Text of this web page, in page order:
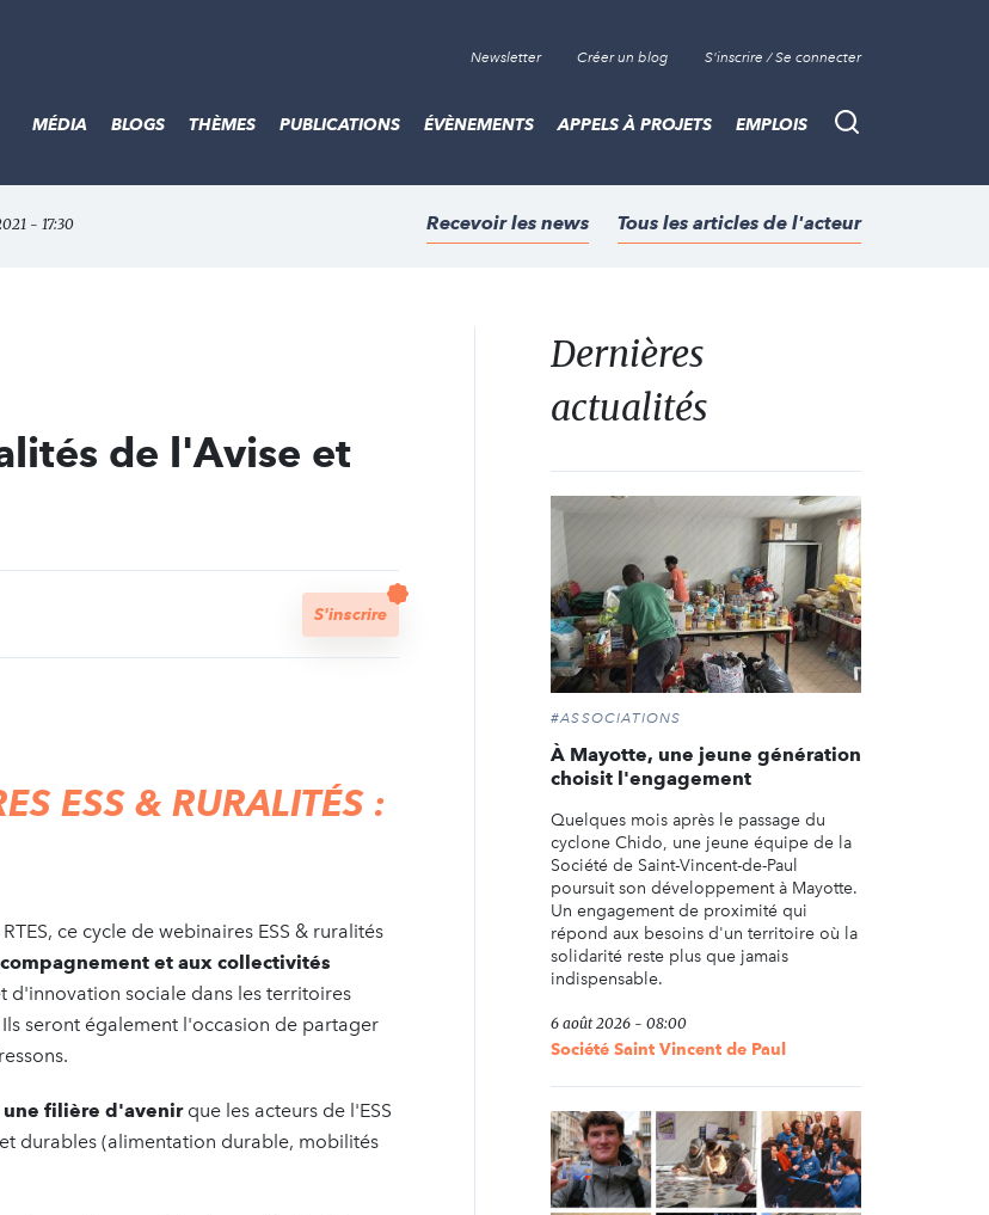
Newsletter Créer un blog S'inscrire / Se connecter
Recherche
MÉDIA BLOGS THÈMES PUBLICATIONS ÉVÈNEMENTS APPELS À PROJETS EMPLOIS
- 17:30 Recevoir les news Tous les articles de l'acteur
de l'Avise et
S'inscrire
ESS & RURALITÉS :
ce cycle de webinaires ESS & ruralités
et aux collectivités
d'innovation sociale dans les territoires
seront également l'occasion de partager
une filière d'avenir que les acteurs de l'ESS
durables (alimentation durable, mobilités
Dernières
actualités
#ASSOCIATIONS
À Mayotte, une jeune génération
choisit l'engagement
Quelques mois après le passage du
cyclone Chido, une jeune équipe de la
Société de Saint-Vincent-de-Paul
poursuit son développement à Mayotte.
Un engagement de proximité qui
répond aux besoins d'un territoire où la
solidarité reste plus que jamais
indispensable.
6 août 2026 - 08:00
Société Saint Vincent de Paul